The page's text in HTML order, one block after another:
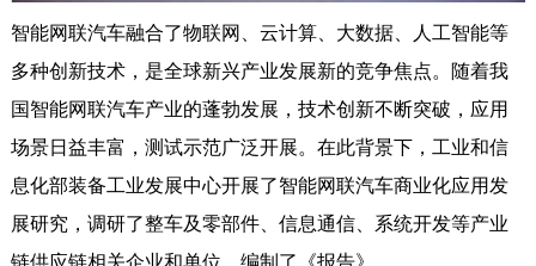
智能网联汽车融合了物联网、云计算、大数据、人工智能等
多种创新技术，是全球新兴产业发展新的竞争焦点。随着我
国智能网联汽车产业的蓬勃发展，技术创新不断突破，应用
场景日益丰富，测试示范广泛开展。在此背景下，工业和信
息化部装备工业发展中心开展了智能网联汽车商业化应用发
展研究，调研了整车及零部件、信息通信、系统开发等产业
链供应链相关企业和单位，编制了《报告》。